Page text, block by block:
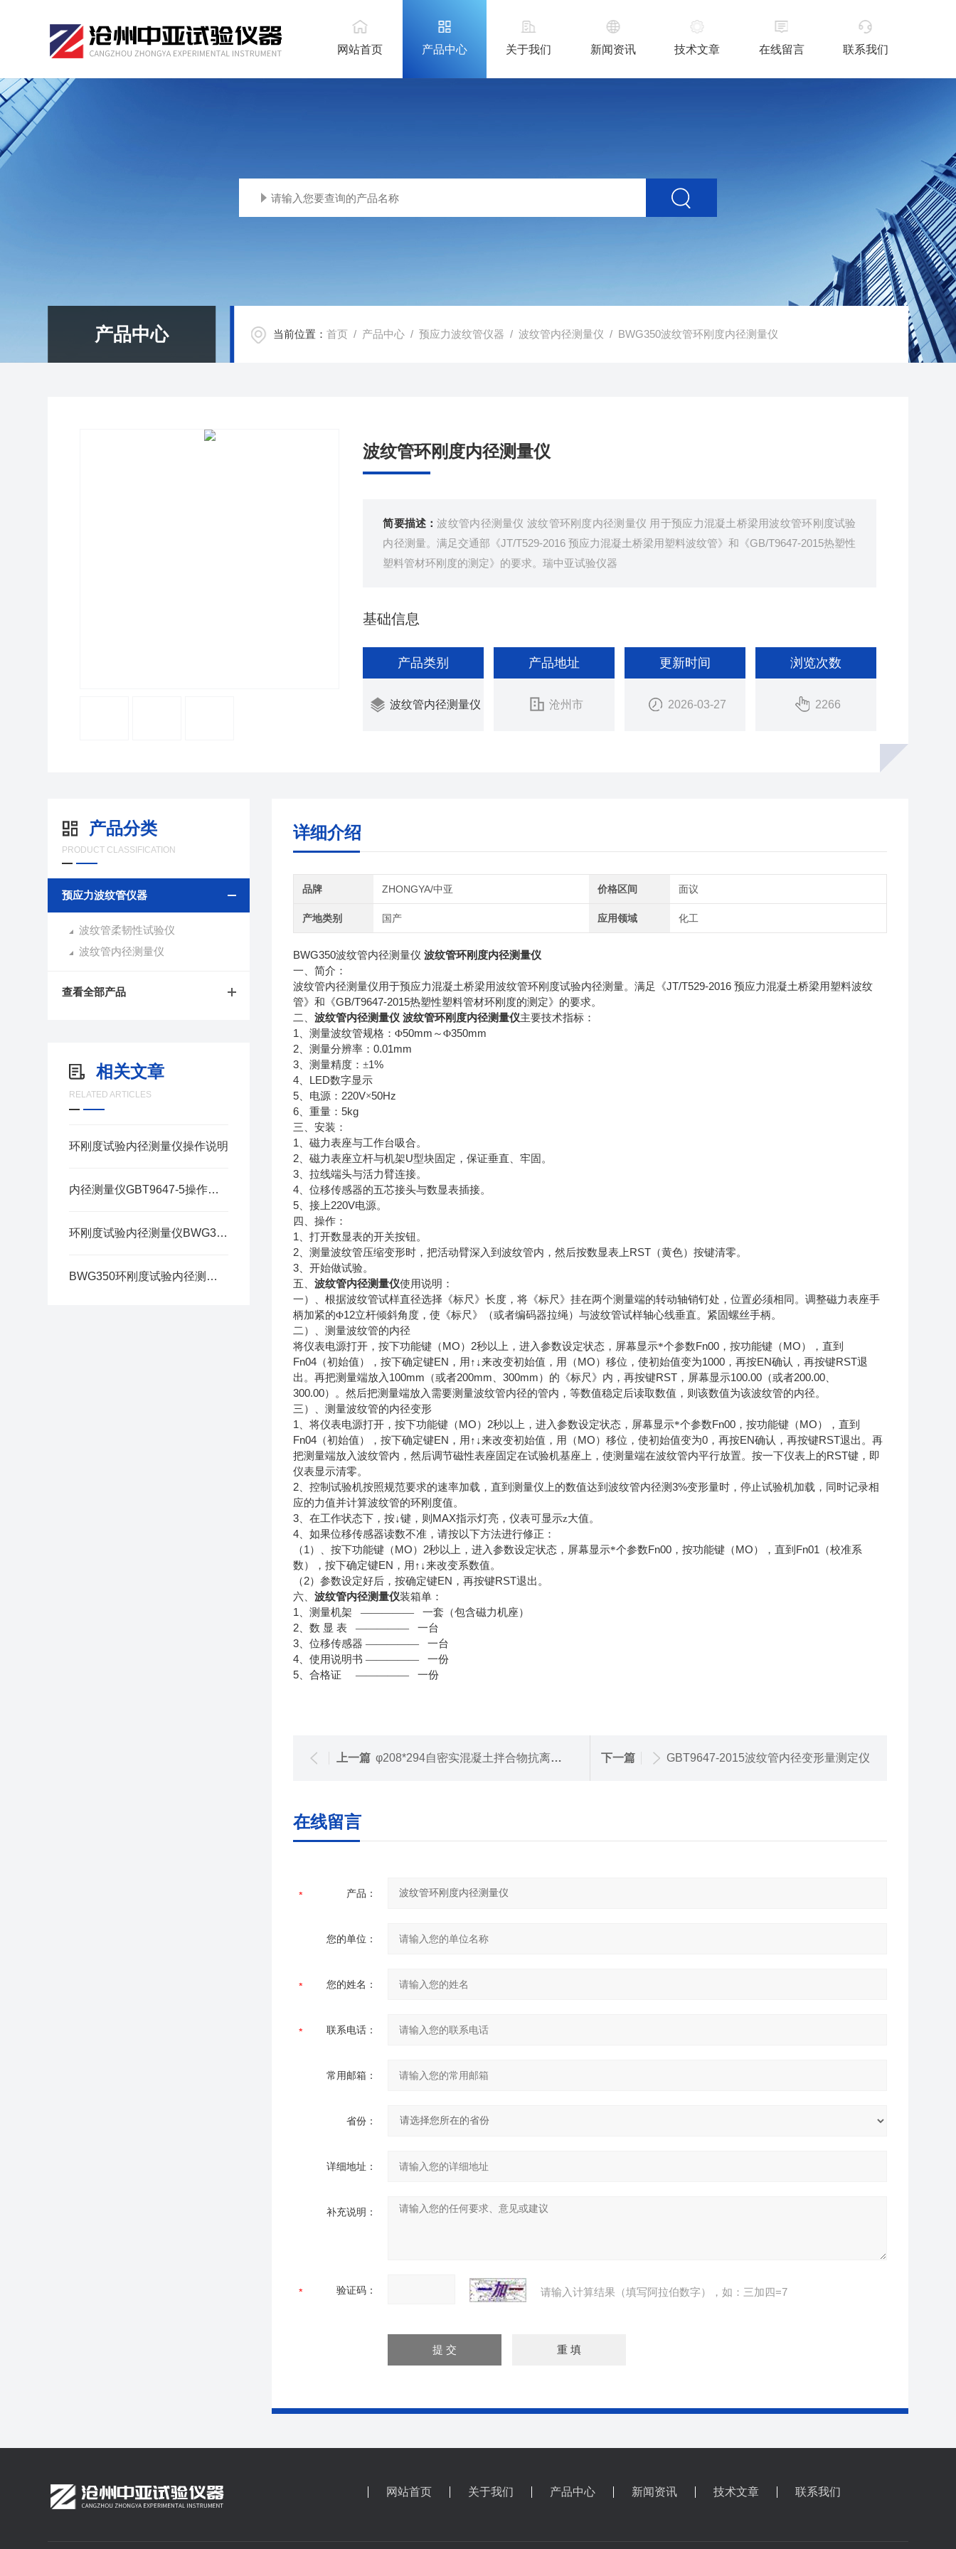
网站首页 产品中心 关于我们 新闻资讯 技术文章 在线留言 联系我们
产品中心 当前位置：首页 / 产品中心 /预应力波纹管仪器 /波纹管内径测量仪 / BWG350波纹管环刚度内径测量仪
波纹管环刚度内径测量仪
简要描述：波纹管内径测量仪 波纹管环刚度内径测量仪 用于预应力混凝土桥梁用波纹管环刚度试验
内径测量。满足交通部《JT/T529-2016 预应力混凝土桥梁用塑料波纹管》和《GB/T9647-2015热塑性
塑料管材环刚度的测定》的要求。瑞中亚试验仪器
基础信息
产品类别
波纹管内径测量仪
产品地址
沧州市
更新时间
2026-03-27
浏览次数
2266
产品分类
PRODUCT CLASSIFICATION
预应力波纹管仪器
波纹管柔韧性试验仪
波纹管内径测量仪
查看全部产品
相关文章
RELATED ARTICLES
环刚度试验内径测量仪操作说明
内径测量仪GBT9647-5操作说明
环刚度试验内径测量仪BWG350使用说明
BWG350环刚度试验内径测量仪操作说明
详细介绍
品牌 ZHONGYA/中亚 价格区间 面议
产地类别 国产 应用领域 化工
BWG350波纹管内径测量仪 波纹管环刚度内径测量仪
一、 简介：
波纹管内径测量仪用于预应力混凝土桥梁用波纹管环刚度试验内径测量。满足《JT/T529-2016 预应力混凝土桥梁用塑料波纹
管》和《GB/T9647-2015热塑性塑料管材环刚度的测定》的要求。
二、 波纹管内径测量仪 波纹管环刚度内径测量仪主要技术指标：
1 、测量波纹管规格：Φ50mm ～Φ350mm
2、测量分辨率： 0.01mm
3、测量精度：±1%
4、 LED数字显示
5、电源： 220V×50Hz
6、重量： 5kg
三、安装：
1 、磁力表座与工作台吸合。
2、磁力表座立杆与机架U型块固定，保证垂直、牢固。
3、拉线端头与活力臂连接。
4、位移传感器的五芯接头与数显表插接。
5、接上220V电源。
四、操作：
1 、打开数显表的开关按钮。
2、测量波纹管压缩变形时，把活动臂深入到波纹管内，然后按数显表上RST（黄色）按键清零。
3、开始做试验。
五、 波纹管内径测量仪使用说明：
一）、根据波纹管试样直径选择《标尺》长度，将《标尺》挂在两个测量端的转动轴销钉处，位置必须相同。调整磁力表座手
柄加紧的Φ12立杆倾斜角度，使《标尺》（或者编码器拉绳）与波纹管试样轴心线垂直。紧固螺丝手柄。
二）、测量波纹管的内径
将仪表电源打开，按下功能键（MO） 2秒以上，进入参数设定状态，屏幕显示*个参数Fn00，按功能键（MO），直到
Fn04（初始值），按下确定键EN ，用↑↓来改变初始值，用（MO）移位，使初始值变为1000，再按EN确认，再按键RST退
出。再把测量端放入 100mm （或者200mm 300mm）的《标尺》内，再按键RST，屏幕显示100.00（或者200.00、
300.00）。然后把测量端放入需要测量波纹管内径的管内，等数值稳定后读取数值，则该数值为该波纹管的内径。
三）、测量波纹管的内径变形
1 、将仪表电源打开，按下功能键（MO） 2秒以上，进入参数设定状态，屏幕显示*个参数Fn00，按功能键（MO），直到
Fn04（初始值），按下确定键EN ，用↑↓来改变初始值，用（MO）移位，使初始值变为0，再按EN确认，再按键RST退出。再
把测量端放入波纹管内，然后调节磁性表座固定在试验机基座上，使测量端在波纹管内平行放置。按一下仪表上的RST键，即
仪表显示清零。
2、控制试验机按照规范要求的速率加载，直到测量仪上的数值达到波纹管内径测3%变形量时，停止试验机加载，同时记录相
应的力值并计算波纹管的环刚度值。
3、在工作状态下，按↓键，则 MAX指示灯亮，仪表可显示z大值。
4、如果位移传感器读数不准，请按以下方法进行修正：
（1）、按下功能键（MO） 2秒以上，进入参数设定状态，屏幕显示*个参数Fn00，按功能键（MO），直到 Fn01 （校准系
数），按下确定键EN ，用↑↓来改变系数值。
（2）参数设定好后，按确定键EN ，再按键RST退出。
六、 波纹管内径测量仪装箱单：
1 、测量机架 ————— 一套（包含磁力机座）
2、数 显 表 ————— 一台
3、位移传感器 ————— 一台
4、使用说明书 ————— 一份
5、合格证 ————— 一份
上一篇 φ208*294自密实混凝土拌合物抗离析性盛料器 下一篇 GBT9647-2015波纹管内径变形量测定仪
在线留言
产品：
您的单位：
您的姓名：
联系电话：
常用邮箱：
省份：
详细地址：
补充说明：
验证码： 请输入计算结果（填写阿拉伯数字），如：三加四=7
网站首页 关于我们 产品中心 新闻资讯 技术文章 联系我们